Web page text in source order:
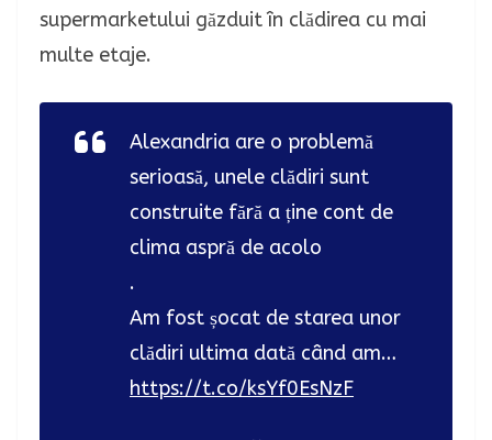
supermarketului găzduit în clădirea cu mai
multe etaje.
Alexandria are o problemă
serioasă, unele clădiri sunt
construite fără a ține cont de
clima aspră de acolo
.
Am fost șocat de starea unor
clădiri ultima dată când am…
https://t.co/ksYf0EsNzF